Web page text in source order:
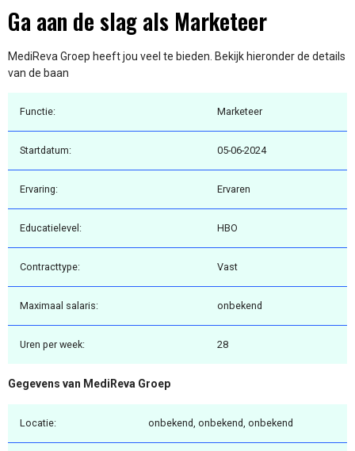
Ga aan de slag als Marketeer
MediReva Groep heeft jou veel te bieden. Bekijk hieronder de details
van de baan
Functie: Marketeer
Startdatum: 05-06-2024
Ervaring: Ervaren
Educatielevel: HBO
Contracttype: Vast
Maximaal salaris: onbekend
Uren per week: 28
Gegevens van MediReva Groep
Locatie: onbekend, onbekend, onbekend